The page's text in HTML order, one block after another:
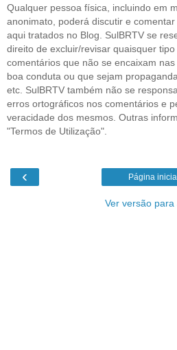
Qualquer pessoa física, incluindo em
anonimato, poderá discutir e
aqui tratados no Blog. SulBRTV se
direito de excluir/revisar quaisquer tipo
comentários que não se encaixam
boa conduta ou que sejam
etc. SulBRTV também não se
erros ortográficos nos comentários e
veracidade dos mesmos. Outras
"Termos de Utilização".
‹ Página inicial
Ver versão para